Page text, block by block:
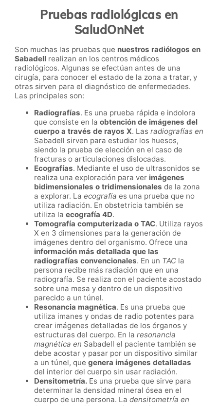
Pruebas radiológicas en
SaludOnNet
Son muchas las pruebas que nuestros radiólogos en
Sabadell realizan en los centros médicos
radiológicos. Algunas se efectúan antes de una
cirugía, para conocer el estado de la zona a tratar, y
otras sirven para el diagnóstico de enfermedades.
Las principales son:
Radiografías. Es una prueba rápida e indolora
que consiste en la obtención de imágenes del
cuerpo a través de rayos X. Las radiografías en
Sabadell sirven para estudiar los huesos,
siendo la prueba de elección en el caso de
fracturas o articulaciones dislocadas.
Ecografías. Mediante el uso de ultrasonidos se
realiza una exploración para ver imágenes
bidimensionales o tridimensionales de la zona
a explorar. La ecografía es una prueba que no
utiliza radiación. En obstetricia también se
utiliza la ecografía 4D.
Tomografía computerizada o TAC. Utiliza rayos
X en 3 dimensiones para la generación de
imágenes dentro del organismo. Ofrece una
información más detallada que las
radiografías convencionales. En un TAC la
persona recibe más radiación que en una
radiografía. Se realiza con el paciente acostado
sobre una mesa y dentro de un dispositivo
parecido a un túnel.
Resonancia magnética. Es una prueba que
utiliza imanes y ondas de radio potentes para
crear imágenes detalladas de los órganos y
estructuras del cuerpo. En la resonancia
magnética en Sabadell el paciente también se
debe acostar y pasar por un dispositivo similar
a un túnel, que genera imágenes detalladas
del interior del cuerpo sin usar radiación.
Densitometría. Es una prueba que sirve para
determinar la densidad mineral ósea en el
cuerpo de una persona. La densitometría en